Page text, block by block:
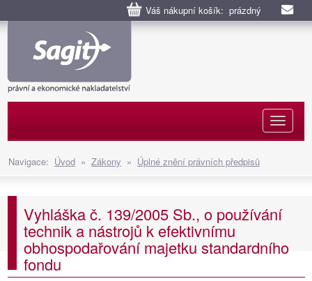
Váš nákupní košík: prázdný
Navigace: Úvod » Zákony » Úplné znění právních předpisů
Vyhláška č. 139/2005 Sb., o používání
technik a nástrojů k efektivnímu
obhospodařování majetku standardního
fondu